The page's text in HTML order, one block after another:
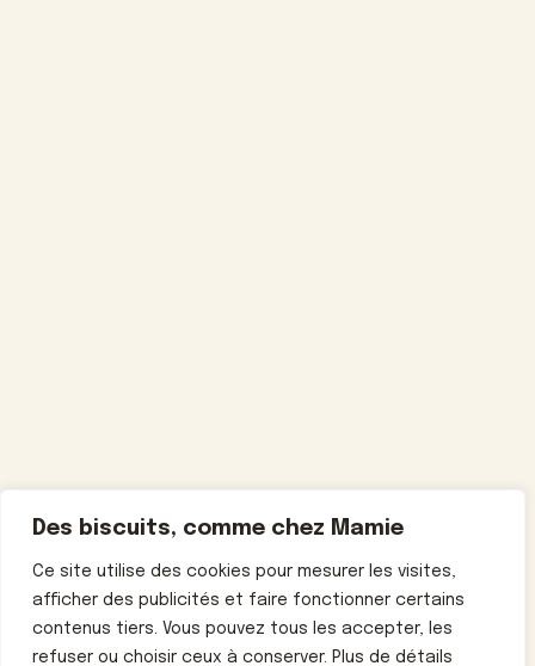
Des biscuits, comme chez Mamie
Ce site utilise des cookies pour mesurer les visites,
afficher des publicités et faire fonctionner certains
contenus tiers. Vous pouvez tous les accepter, les
refuser ou choisir ceux à conserver. Plus de détails